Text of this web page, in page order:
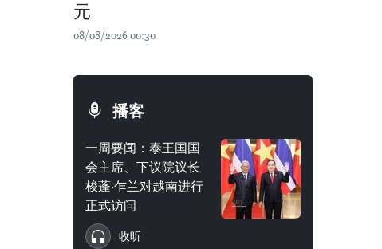
元
08/08/2026 00:30
播客
一周要闻：泰王国国
会主席、下议院议长
梭蓬·乍兰对越南进行
正式访问
收听